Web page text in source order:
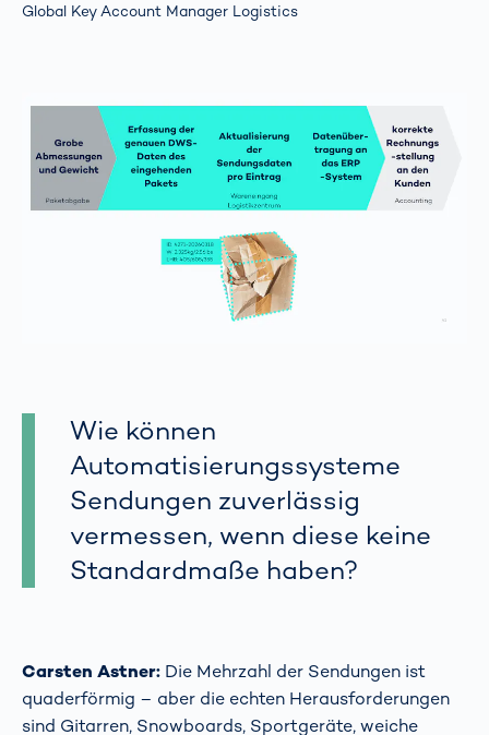
Global Key Account Manager Logistics
Wie können
Automatisierungssysteme
Sendungen zuverlässig
vermessen, wenn diese keine
Standardmaße haben?
Carsten Astner: Die Mehrzahl der Sendungen ist
quaderförmig – aber die echten Herausforderungen
sind Gitarren, Snowboards, Sportgeräte, weiche